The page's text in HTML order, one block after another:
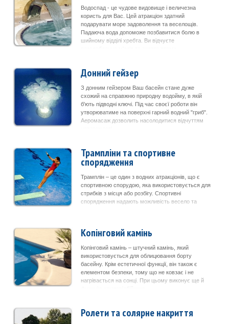
Водоспад - це чудове видовище і величезна
користь для Вас. Цей атракціон здатний
подарувати море задоволення та веселощів.
Падаюча вода допоможе позбавитися болю в
шийному відділі хребта. Ви відчуєте
Донний гейзер
З донним гейзером Ваш басейн стане дуже
схожий на справжню природну водойму, в якій
б'ють підводні ключі. Під час своєї роботи він
утворюватиме на поверхні гарний водний "гриб".
Аеромасаж дозволить насолодитися відчуттям
Трампліни та спортивне
спорядження
Трамплін – це один з водних атракціонів, що є
спортивною спорудою, яка використовується для
стрибків з місця або розбігу. Спортивні
спорядження надають можливість весело та
Копінговий камінь
Копінговий камінь – штучний камінь, який
використовується для облицювання борту
басейну. Крім естетичної функції, він також є
елементом безпеки, тому що не ковзає і не
нагрівається на сонці. При цьому виконує ще й
Ролети та солярне накриття